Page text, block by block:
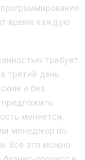
время каждую
требует
третий день
и без
предложить
меняется,
менеджер по
Всё это можно